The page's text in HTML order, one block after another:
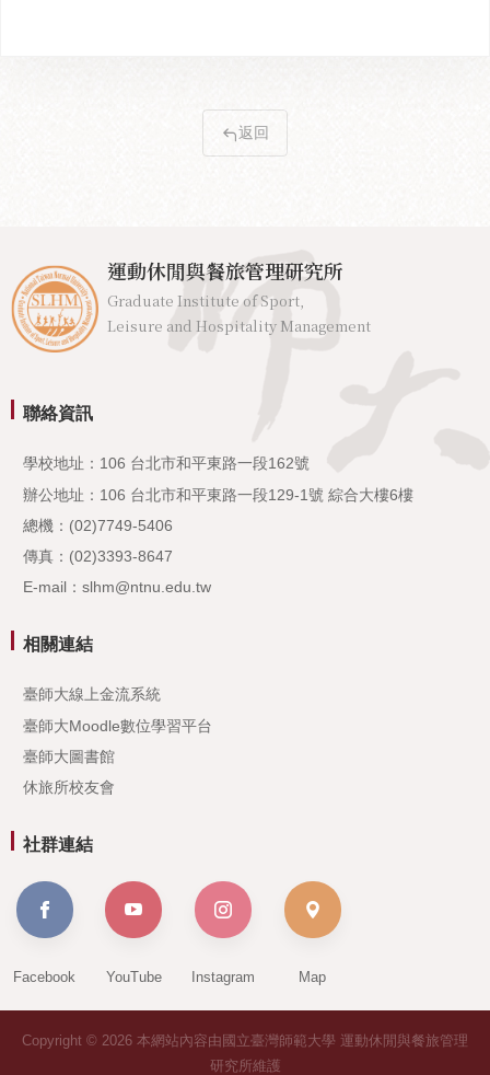
返回
運動休閒與餐旅管理研究所
Graduate Institute of Sport,
Leisure and Hospitality Management
聯絡資訊
學校地址：106 台北市和平東路一段162號
辦公地址：106 台北市和平東路一段129-1號 綜合大樓6樓
總機：(02)7749-5406
傳真：(02)3393-8647
E-mail：slhm@ntnu.edu.tw
相關連結
臺師大線上金流系統
臺師大Moodle數位學習平台
臺師大圖書館
休旅所校友會
社群連結
Facebook YouTube Instagram Map
Copyright © 2026 本網站內容由國立臺灣師範大學 運動休閒與餐旅管理
研究所維護